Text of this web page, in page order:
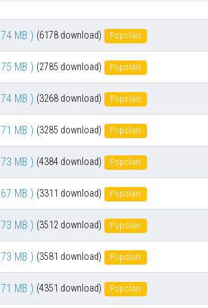
MB ) (6178 download) Popolari
MB ) (2785 download) Popolari
MB ) (3268 download) Popolari
MB ) (3285 download) Popolari
MB ) (4384 download) Popolari
MB ) (3311 download) Popolari
MB ) (3512 download) Popolari
MB ) (3581 download) Popolari
MB ) (4351 download) Popolari